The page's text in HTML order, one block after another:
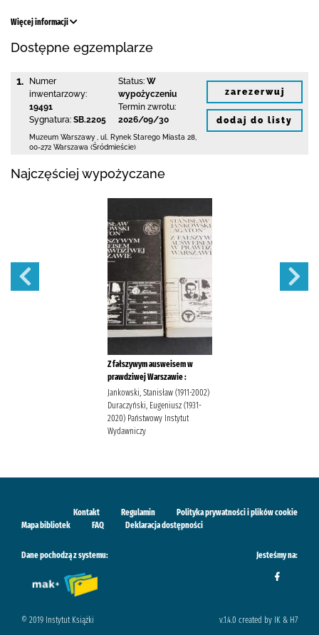
Więcej informacji
Dostępne egzemplarze
1.
Numer
inwentarzowy:
19491
Sygnatura: SB.2205
Status: W
wypożyczeniu
Termin zwrotu:
2026/09/30
Muzeum Warszawy ul. Rynek Starego Miasta 28
00-272 Warszawa (Śródmieście)
zarezerwuj
dodaj do listy
Najczęściej wypożyczane
Z fałszywym ausweisem w
prawdziwej Warszawie :
Jankowski, Stanisław (1911-2002)
Duraczyński, Eugeniusz (1931-
2020) Państwowy Instytut
Wydawniczy
Kontakt Regulamin
Polityka prywatności i plików cookie
Mapa bibliotek
FAQ Deklaracja dostępności
Dane pochodzą z systemu: Jesteśmy na:
© 2019 Instytut Książki v.1.4.0 created by IK & H7